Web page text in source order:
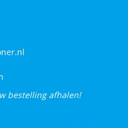
bestelling afhalen!